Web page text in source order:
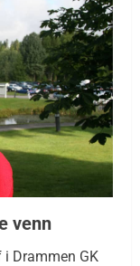
venn
Drammen GK